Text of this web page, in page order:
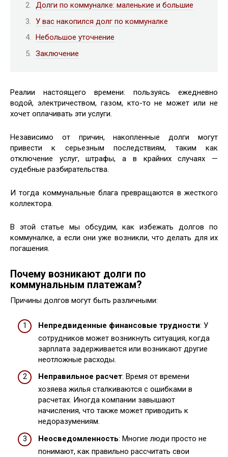
Долги по коммуналке: маленькие и большие
У вас накопился долг по коммуналке
Небольшое уточнение
Заключение
Реалии настоящего времени: пользуясь ежедневно
водой, электричеством, газом, кто-то не может или не
хочет оплачивать эти услуги.
Независимо от причин, накопленные долги могут
привести к серьезным последствиям, таким как
отключение услуг, штрафы, а в крайних случаях —
судебные разбирательства.
И тогда коммунальные блага превращаются в жесткого
коллектора.
В этой статье мы обсудим, как избежать долгов по
коммуналке, а если они уже возникли, что делать для их
погашения.
Почему возникают долги по
коммунальным платежам?
Причины долгов могут быть различными:
Непредвиденные финансовые трудности: У
сотрудников может возникнуть ситуация, когда
зарплата задерживается или возникают другие
неотложные расходы.
Неправильное расчет: Время от времени
хозяева жилья сталкиваются с ошибками в
расчетах. Иногда компании завышают
начисления, что также может приводить к
недоразумениям.
Неосведомленность: Многие люди просто не
понимают, как правильно рассчитать свои